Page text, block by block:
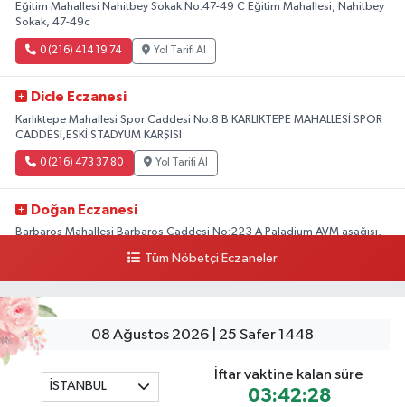
Eğitim Mahallesi Nahitbey Sokak No:47-49 C Eğitim Mahallesi, Nahitbey
Sokak, 47-49c
0 (216) 414 19 74 Yol Tarifi Al
Dicle Eczanesi
Karlıktepe Mahallesi Spor Caddesi No:8 B KARLIKTEPE MAHALLESİ SPOR
CADDESİ,ESKİ STADYUM KARŞISI
0 (216) 473 37 80 Yol Tarifi Al
Doğan Eczanesi
Barbaros Mahallesi Barbaros Caddesi No:223 A Paladium AVM aşağısı,
Mali Eczanesi
Merkez Mahallesi Tüloğlu Sokak No:4 A REŞİTPAŞACADDESİ QNB BANK
0 (532) 711 72 17
Tüm Nöbetçi Eczaneler
08 Ağustos 2026 | 25 Safer 1448
İSTANBUL
İftar vaktine kalan süre
03:42:28